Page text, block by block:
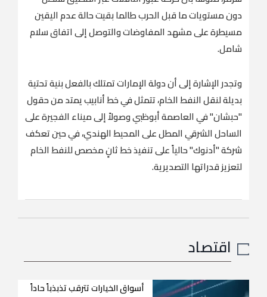
دون مستويات ما قبل الحرب طالما بقيت حالة عدم اليقين
مسيطرة على مشهد المفاوضات والتوصل إلى اتفاق سلام
شامل.
وتجدر الإشارة إلى أن دولة الإمارات تمتلك بالفعل بنية تحتية
بديلة لنقل النفط الخام، تتمثل في خط أنابيب يمتد من حقول
"حبشان" في العاصمة أبوظبي وصولاً إلى ميناء الفجيرة على
الساحل الشرقي المطل على المحيط الهندي، في حين تعكف
شركة "أدنوك" حالياً على تنفيذ خط ثانٍ مخصص للنفط الخام
لتعزيز قدراتها التصديرية.
اقتصاد
أسواق الخيارات تترقب تذبذباً حاداً